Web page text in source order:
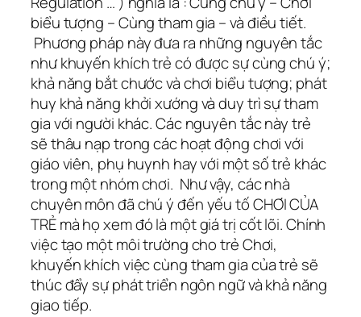
biểu tượng – Cùng tham gia – và điều tiết.
Phương pháp này đưa ra những nguyên tắc
như khuyến khích trẻ có được sự cùng chú ý;
khả năng bắt chước và chơi biểu tượng; phát
huy khả năng khởi xướng và duy trì sự tham
gia với người khác. Các nguyên tắc này trẻ
sẽ thâu nạp trong các hoạt động chơi với
giáo viên, phụ huynh hay với một số trẻ khác
trong một nhóm chơi. Như vậy, các nhà
chuyên môn đã chú ý đến yếu tố CHƠI CỦA
TRẺ mà họ xem đó là một giá trị cốt lõi. Chính
việc tạo một môi trường cho trẻ Chơi,
khuyến khích việc cùng tham gia của trẻ sẽ
thúc đẩy sự phát triển ngôn ngữ và khả năng
giao tiếp.